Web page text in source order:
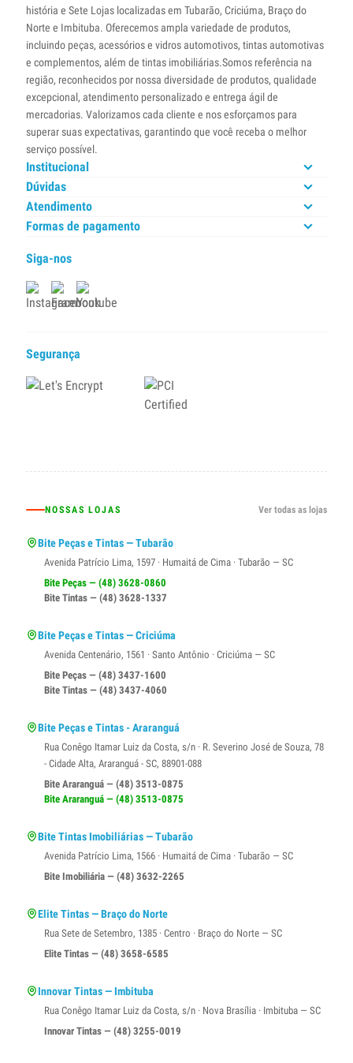
história e Sete Lojas localizadas em Tubarão, Criciúma, Braço do
Norte e Imbituba. Oferecemos ampla variedade de produtos,
incluindo peças, acessórios e vidros automotivos, tintas automotivas
e complementos, além de tintas imobiliárias.Somos referência na
região, reconhecidos por nossa diversidade de produtos, qualidade
excepcional, atendimento personalizado e entrega ágil de
mercadorias. Valorizamos cada cliente e nos esforçamos para
superar suas expectativas, garantindo que você receba o melhor
serviço possível.
Institucional
Dúvidas
Atendimento
Formas de pagamento
Siga-nos
Segurança
NOSSAS LOJAS Ver todas as lojas
Bite Peças e Tintas — Tubarão
Avenida Patrício Lima, 1597 · Humaitá de Cima · Tubarão — SC
Bite Peças — (48) 3628-0860
Bite Tintas — (48) 3628-1337
Bite Peças e Tintas — Criciúma
Avenida Centenário, 1561 · Santo Antônio · Criciúma — SC
Bite Peças — (48) 3437-1600
Bite Tintas — (48) 3437-4060
Bite Peças e Tintas - Araranguá
Rua Conêgo Itamar Luiz da Costa, s/n · R. Severino José de Souza, 78
- Cidade Alta, Araranguá - SC, 88901-088
Bite Araranguá — (48) 3513-0875
Bite Araranguá — (48) 3513-0875
Bite Tintas Imobiliárias — Tubarão
Avenida Patrício Lima, 1566 · Humaitá de Cima · Tubarão — SC
Bite Imobiliária — (48) 3632-2265
Elite Tintas — Braço do Norte
Rua Sete de Setembro, 1385 · Centro · Braço do Norte — SC
Elite Tintas — (48) 3658-6585
Innovar Tintas — Imbituba
Rua Conêgo Itamar Luiz da Costa, s/n · Nova Brasília · Imbituba — SC
Innovar Tintas — (48) 3255-0019